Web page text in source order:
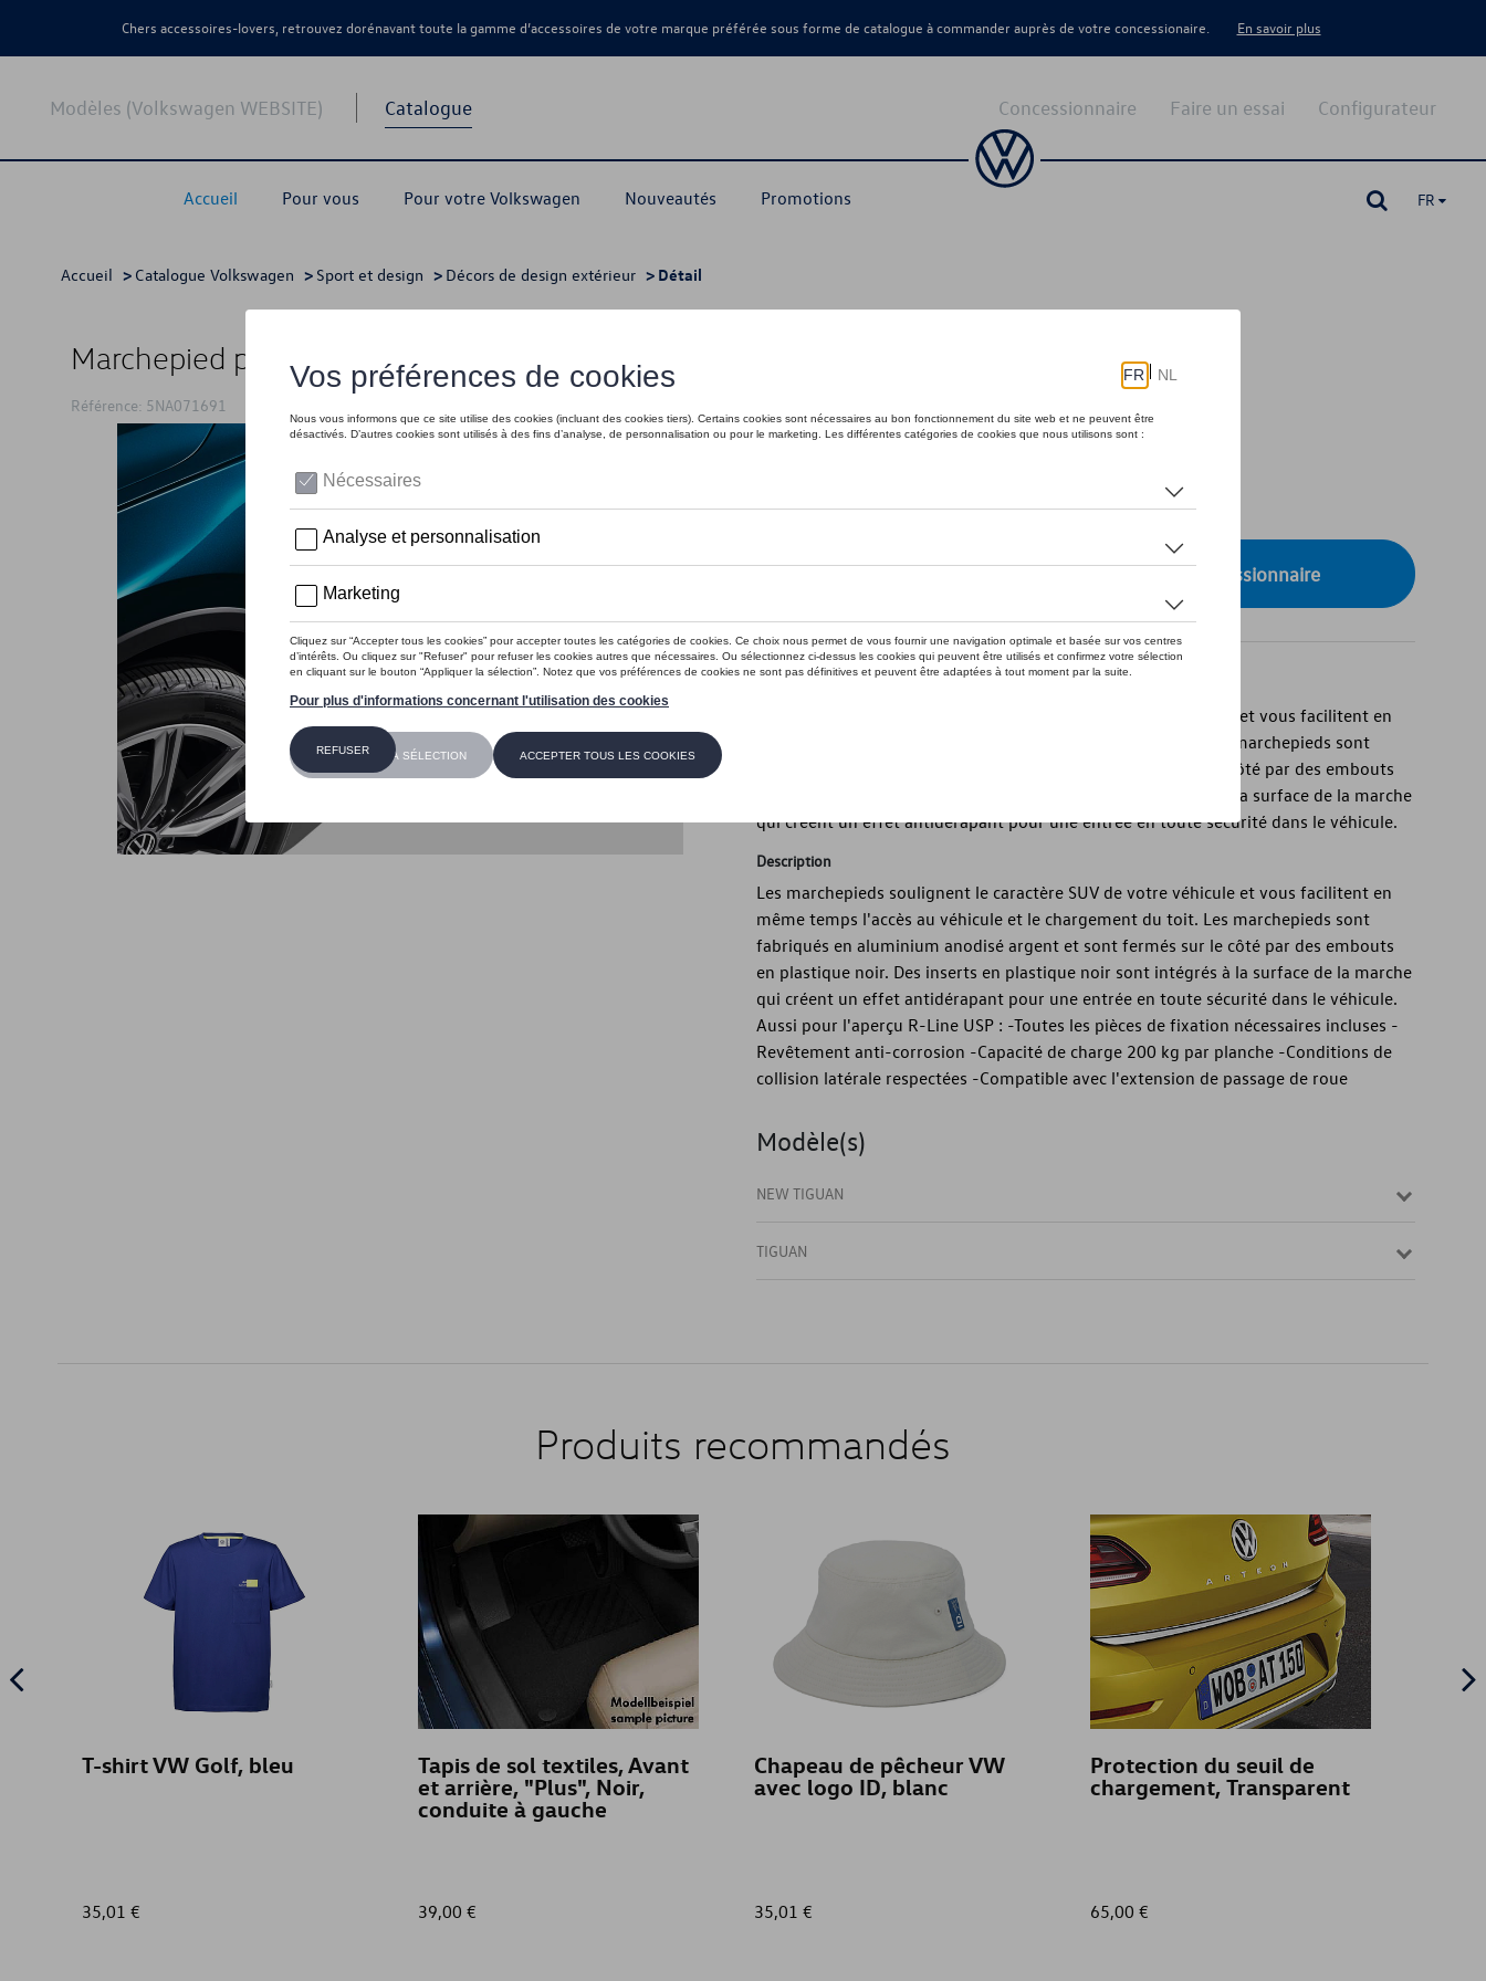
Chers accessoires-lovers, retrouvez dorénavant toute la gamme d’accessoires de votre marque préférée sous forme de catalogue à commander auprès de votre concessionaire. En savoir plus
Modèles (Volkswagen WEBSITE) Catalogue
Accueil Pour vous Pour votre Volkswagen Nouveautés Promotions
Configurateur
Faire un essai
Concessionnaire
FR
Accueil > Catalogue Volkswagen > Sport et design > Décors de design extérieur > Détail
Marchepied pour la jupe latérale, Aluminium, argent, anodisé
Référence: 5NA071691
Ce produit n'est actuellement pas de stock
Vérifiez la disponibilité auprès de votre concessionnaire
Introduction
Les marchepieds soulignent le caractère SUV de votre véhicule et vous facilitent en
même temps l'accès au véhicule et le chargement du toit. Les marchepieds sont
fabriqués en aluminium anodisé argent et sont fermés sur le côté par des embouts
en plastique noir. Des inserts en plastique noir sont intégrés à la surface de la marche
qui créent un effet antidérapant pour une entrée en toute sécurité dans le véhicule.
Description
Les marchepieds soulignent le caractère SUV de votre véhicule et vous facilitent en
même temps l'accès au véhicule et le chargement du toit. Les marchepieds sont
fabriqués en aluminium anodisé argent et sont fermés sur le côté par des embouts
en plastique noir. Des inserts en plastique noir sont intégrés à la surface de la marche
qui créent un effet antidérapant pour une entrée en toute sécurité dans le véhicule.
Aussi pour l'aperçu R-Line USP : -Toutes les pièces de fixation nécessaires incluses -
Revêtement anti-corrosion -Capacité de charge 200 kg par planche -Conditions de
collision latérale respectées -Compatible avec l'extension de passage de roue
Modèle(s)
NEW TIGUAN
TIGUAN
Produits recommandés
T-shirt VW Golf, bleu
35,01 €
Tapis de sol textiles, Avant
et arrière, "Plus", Noir,
conduite à gauche
39,00 €
Chapeau de pêcheur VW
avec logo ID, blanc
35,01 €
Protection du seuil de
chargement, Transparent
65,00 €